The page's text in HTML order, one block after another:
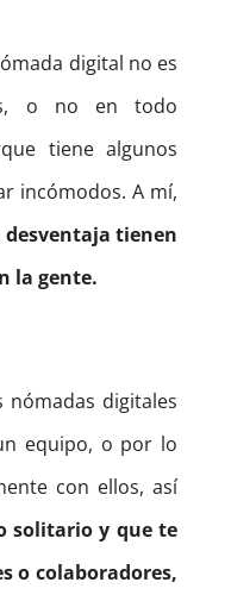
digital no es
o no en todo
tiene algunos
incómodos.A mí,
desventaja tienen
la gente.
digitales
equipo, o por lo
con ellos, así
solitario y que te
o colaboradores,